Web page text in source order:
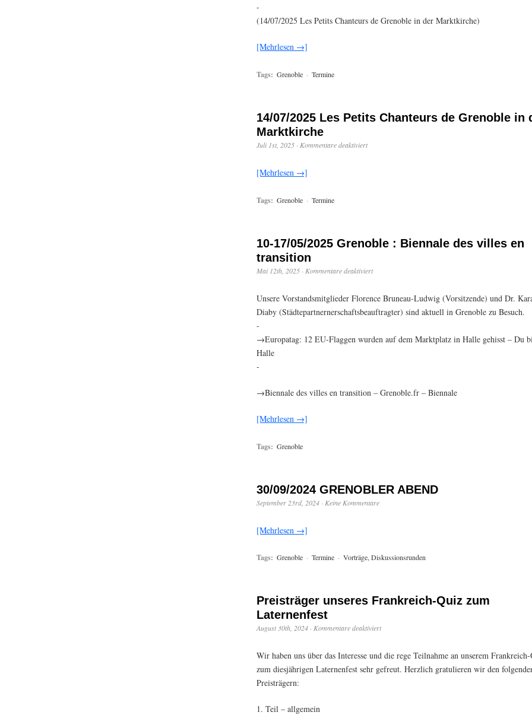
-
(14/07/2025 Les Petits Chanteurs de Grenoble in der Marktkirche)
[Mehrlesen →]
Tags: Grenoble · Termine
14/07/2025 Les Petits Chanteurs de Grenoble in
Marktkirche
Juli 1st, 2025 · Kommentare deaktiviert
[Mehrlesen →]
Tags: Grenoble · Termine
10-17/05/2025 Grenoble : Biennale des villes en
transition
Mai 12th, 2025 · Kommentare deaktiviert
Unsere Vorstandsmitglieder Florence Bruneau-Ludwig (Vorsitzende) und Dr.
Diaby (Städtepartnernerschaftsbeauftragter) sind aktuell in Grenoble zu Besuch.
-
→Europatag: 12 EU-Flaggen wurden auf dem Marktplatz in Halle gehisst – Du
Halle
-
→Biennale des villes en transition – Grenoble.fr – Biennale
[Mehrlesen →]
Tags: Grenoble
30/09/2024 GRENOBLER ABEND
September 23rd, 2024 · Keine Kommentare
[Mehrlesen →]
Tags: Grenoble · Termine · Vorträge, Diskussionsrunden
Preisträger unseres Frankreich-Quiz zum
Laternenfest
August 30th, 2024 · Kommentare deaktiviert
Wir haben uns über das Interesse und die rege Teilnahme an unserem
zum diesjährigen Laternenfest sehr gefreut. Herzlich gratulieren wir den
Preisträgern:
1. Teil – allgemein